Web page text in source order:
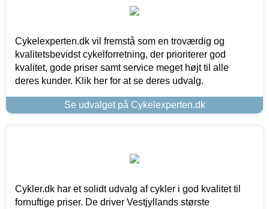
Cykelexperten.dk vil fremstå som en troværdig og
kvalitetsbevidst cykelforretning, der prioriterer god
kvalitet, gode priser samt service meget højt til alle
deres kunder. Klik her for at se deres udvalg.
Se udvalget på Cykelexperten.dk
Cykler.dk har et solidt udvalg af cykler i god kvalitet til
fornuftige priser. De driver Vestjyllands største